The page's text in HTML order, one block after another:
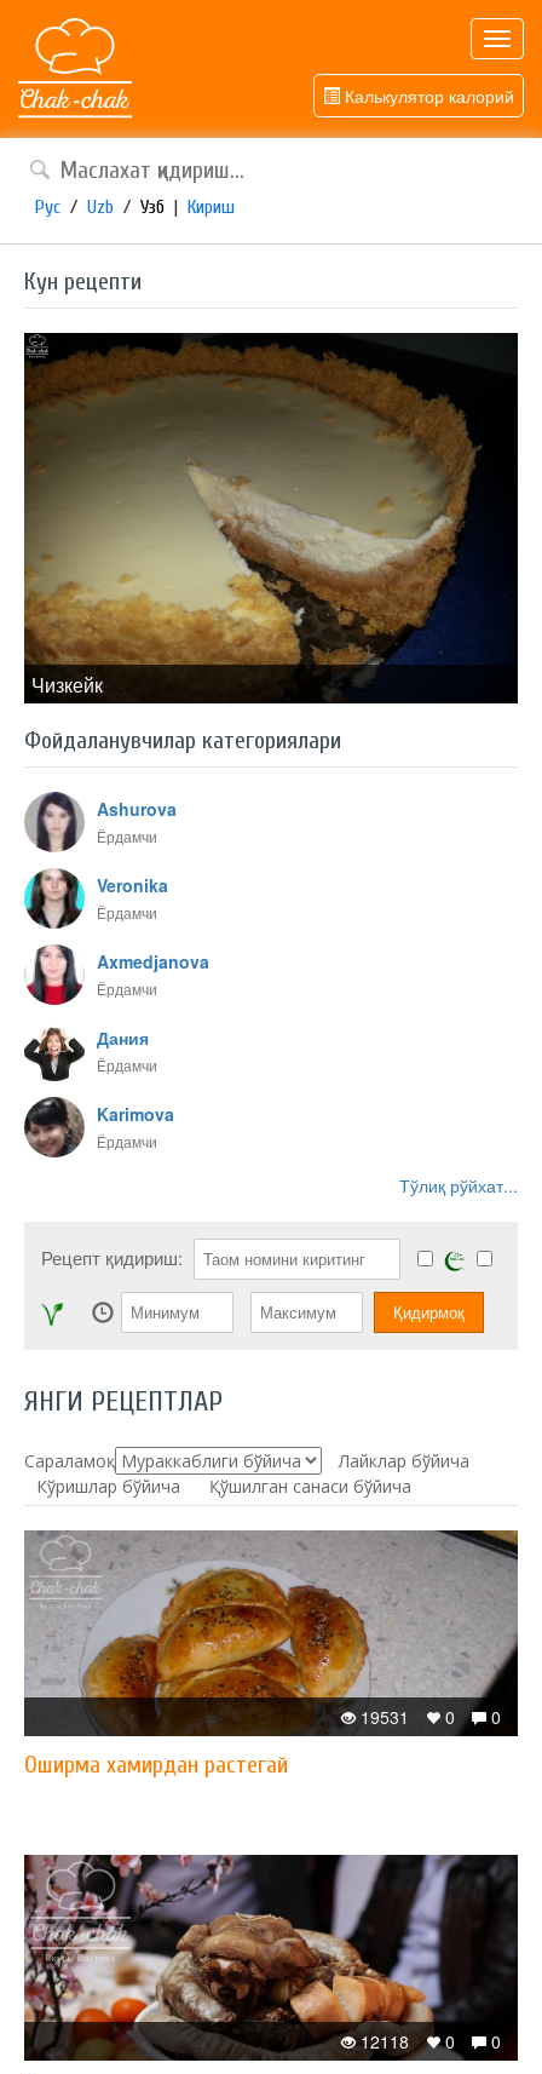
Калькулятор калорий
Рус / Uzb / Узб | Кириш
Кун рецепти
Чизкейк
Фойдаланувчилар категориялари
Ashurova
Ёрдамчи
Veronika
Ёрдамчи
Axmedjanova
Ёрдамчи
Дания
Ёрдамчи
Karimova
Ёрдамчи
Тўлиқ рўйхат...
Рецепт қидириш:
ЯНГИ РЕЦЕПТЛАР
Сараламоқ:
Лайклар бўйича
Кўришлар бўйича
Қўшилган санаси бўйича
0
0
19531
Оширма хамирдан растегай
0
0
12118